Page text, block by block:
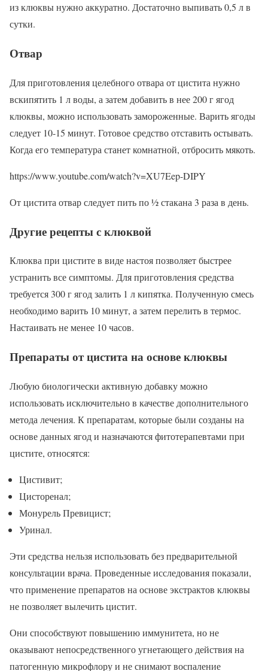
из клюквы нужно аккуратно. Достаточно выпивать 0,5 л в
сутки.
Отвар
Для приготовления целебного отвара от цистита нужно
вскипятить 1 л воды, а затем добавить в нее 200 г ягод
клюквы, можно использовать замороженные. Варить ягоды
следует 10-15 минут. Готовое средство отставить остывать.
Когда его температура станет комнатной, отбросить мякоть.
https://www.youtube.com/watch?v=XU7Eep-DIPY
От цистита отвар следует пить по ½ стакана 3 раза в день.
Другие рецепты с клюквой
Клюква при цистите в виде настоя позволяет быстрее
устранить все симптомы. Для приготовления средства
требуется 300 г ягод залить 1 л кипятка. Полученную смесь
необходимо варить 10 минут, а затем перелить в термос.
Настаивать не менее 10 часов.
Препараты от цистита на основе клюквы
Любую биологически активную добавку можно
использовать исключительно в качестве дополнительного
метода лечения. К препаратам, которые были созданы на
основе данных ягод и назначаются фитотерапевтами при
цистите, относятся:
Цистивит;
Цисторенал;
Монурель Превицист;
Уринал.
Эти средства нельзя использовать без предварительной
консультации врача. Проведенные исследования показали,
что применение препаратов на основе экстрактов клюквы
не позволяет вылечить цистит.
Они способствуют повышению иммунитета, но не
оказывают непосредственного угнетающего действия на
патогенную микрофлору и не снимают воспаление